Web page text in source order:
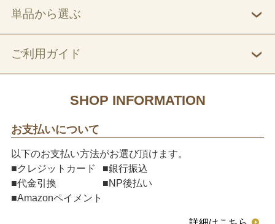
単品から選ぶ
ご利用ガイド
SHOP INFORMATION
お支払いについて
以下のお支払い方法がお選び頂けます。
■クレジットカード
■銀行振込
■代金引換
■NP後払い
■Amazonペイメント